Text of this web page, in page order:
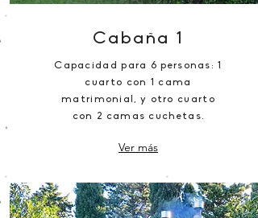
Cabaña 1
Capacidad para 6 personas: 1
cuarto con 1 cama
matrimonial, y otro cuarto
con 2 camas cuchetas.
Ver más